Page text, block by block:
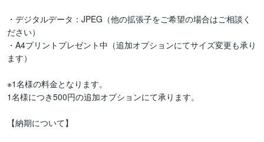
・デジタルデータ：JPEG（他の拡張子をご希望の場合はご相談く
ださい）
・A4プリントプレゼント中（追加オプションにてサイズ変更も承り
ます）
※1名様の料金となります。
1名様につき500円の追加オプションにて承ります。
【納期について】